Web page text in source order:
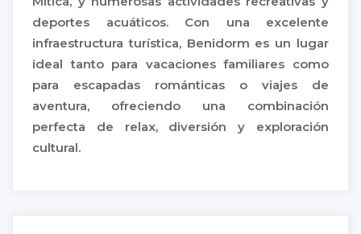
deportes acuáticos. Con una excelente
infraestructura turística, Benidorm es un lugar
ideal tanto para vacaciones familiares como
para escapadas románticas o viajes de
aventura, ofreciendo una combinación
perfecta de relax, diversión y exploración
cultural.